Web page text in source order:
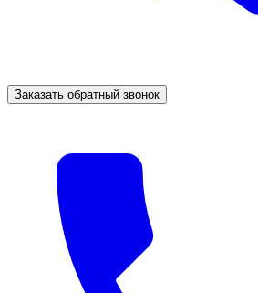
Заказать обратный звонок